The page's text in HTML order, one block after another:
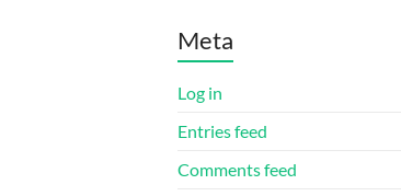
Meta
Log in
Entries feed
Comments feed